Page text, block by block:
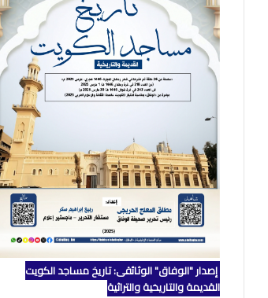
إصدار "الوفاق" الوثائقي: تاريخ مساجد الكويت
القديمة والتاريخية والتراثية